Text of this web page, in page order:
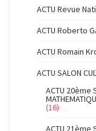
ACTU Revue
ACTU Roberto
ACTU Romain
ACTU SALON
ACTU 20ème
(16)
ACTU 21ème